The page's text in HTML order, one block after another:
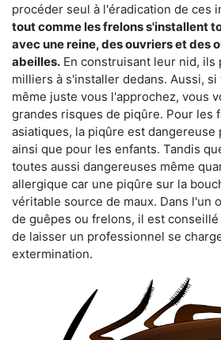
procéder seul à l'éradication de ces
tout comme les frelons s'installent
avec une reine, des ouvriers et des
abeilles. En construisant leur nid, ils
milliers à s'installer dedans. Aussi,
même juste vous l'approchez, vous
grandes risques de piqûre. Pour les
asiatiques, la piqûre est dangereuse
ainsi que pour les enfants. Tandis
toutes aussi dangereuses même
allergique car une piqûre sur la
véritable source de maux. Dans l'un
de guêpes ou frelons, il est
de laisser un professionnel se
extermination.